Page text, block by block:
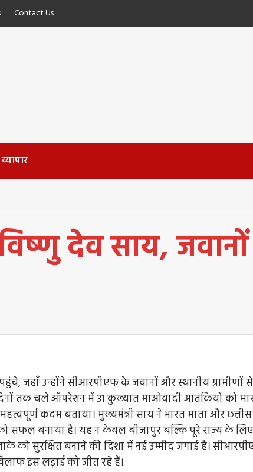
Contact Us
व्यापार
देव साय,
जहाँ उन्होंने सीआरपीएफ के जवानों और स्थानीय ग्रामीणों
तक चले ऑपरेशन में 31 कुख्यात माओवादी आतंकियों को मार
कदम बताया। मुख्यमंत्री साय ने भारत माता और
सफल बनाया है। यह न केवल बीजापुर बल्कि पूरे राज्य के
को सुरक्षित बनाने की दिशा में नई उम्मीद जगाई है।
इस लड़ाई को जीत रहे हैं।